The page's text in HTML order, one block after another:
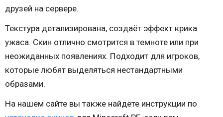
друзей на сервере.
Текстура детализирована, создаёт эффект крика
ужаса. Скин отлично смотрится в темноте или при
неожиданных появлениях. Подходит для игроков,
которые любят выделяться нестандартными
образами.
На нашем сайте вы также найдёте инструкции по